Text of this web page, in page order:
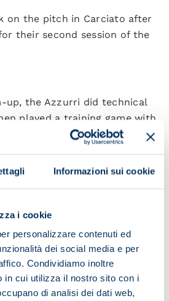
Informazioni sui cookie
i cookie
personalizzare contenuti ed
dei social media e per
Condividiamo inoltre
in cui utilizza il nostro sito con i
di analisi dei dati web,
on the pitch in Carciato after
their second session of the
up, the Azzurri did technical
played a training game with
up with core stability
from the session early due to
a personalised programme